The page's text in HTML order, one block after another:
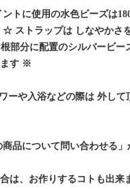
トに使用の水色ビーズは
ストラップは しなやかさ
部分に配置のシルバービー
ます ※
ーや入浴などの際は 外して
品について問い合わせる」
は、お作りするコトも出来